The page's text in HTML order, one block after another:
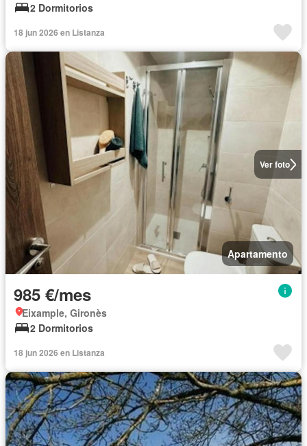
2 Dormitorios
18 jun 2026 en Listanza
Ver foto
Apartamento
985 €/mes
Eixample, Gironès
2 Dormitorios
18 jun 2026 en Listanza